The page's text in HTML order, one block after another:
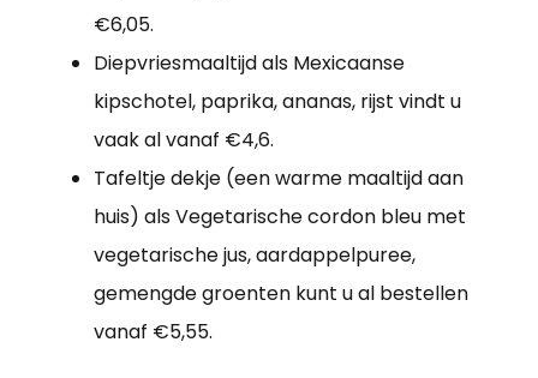
€6,05.
Diepvriesmaaltijd als Mexicaanse
kipschotel, paprika, ananas, rijst vindt u
vaak al vanaf €4,6.
Tafeltje dekje (een warme maaltijd aan
huis) als Vegetarische cordon bleu met
vegetarische jus, aardappelpuree,
gemengde groenten kunt u al bestellen
vanaf €5,55.